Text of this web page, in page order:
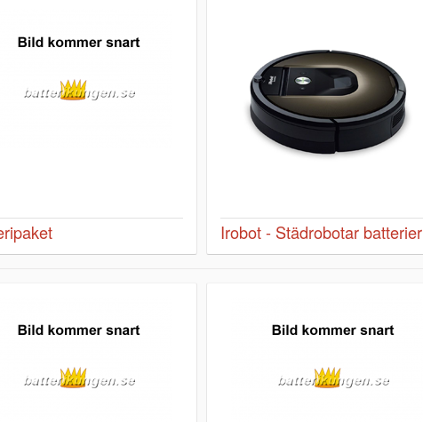
Irobot - Städrobotar batterier